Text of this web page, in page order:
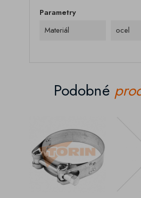
Parametry
Materiál
ocel
Podobné